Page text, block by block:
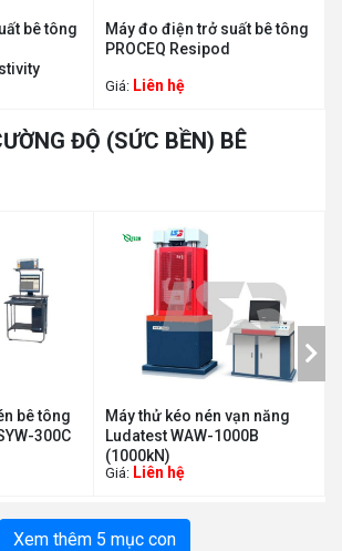
bê tông
Máy đo điện trở suất bê tông
PROCEQ Resipod
Giá: Liên hệ
ĐỘ (SỨC BỀN) BÊ
bê tông
300C
Máy thử kéo nén vạn năng
Ludatest WAW-1000B
(1000kN)
Giá: Liên hệ
Xem thêm 5 mục con